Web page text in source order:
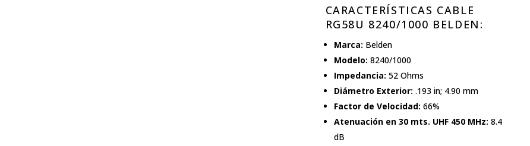
CARACTERÍSTICAS CABLE
RG58U 8240/1000 BELDEN:
Marca: Belden
Modelo: 8240/1000
Impedancia: 52 Ohms
Diámetro Exterior: .193 in; 4.90 mm
Factor de Velocidad: 66%
Atenuación en 30 mts. UHF 450 MHz: 8.4
dB